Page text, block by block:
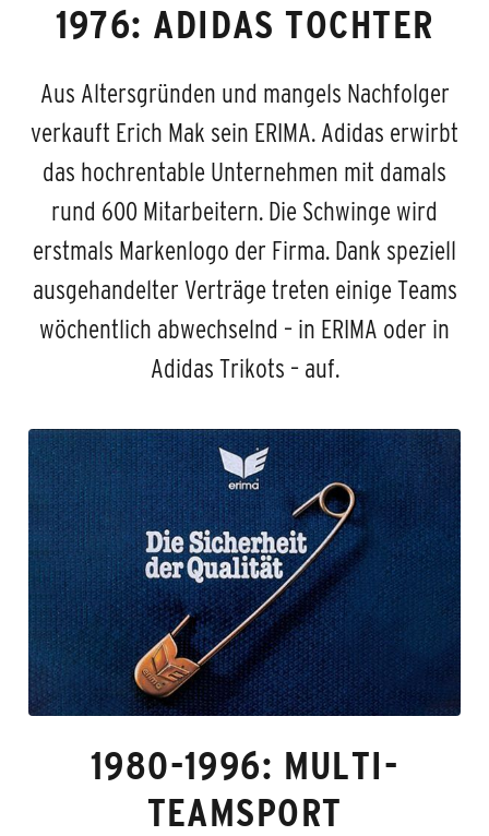
1976: ADIDAS TOCHTER
Aus Altersgründen und mangels Nachfolger
verkauft Erich Mak sein ERIMA. Adidas erwirbt
das hochrentable Unternehmen mit damals
rund 600 Mitarbeitern. Die Schwinge wird
erstmals Markenlogo der Firma. Dank speziell
ausgehandelter Verträge treten einige Teams
wöchentlich abwechselnd – in ERIMA oder in
Adidas Trikots – auf.
1980-1996: MULTI-
TEAMSPORT